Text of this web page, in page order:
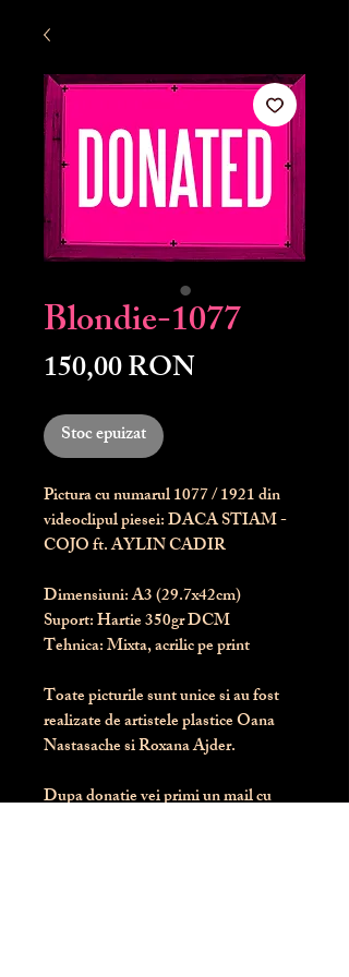
Blondie-1077
150,00 RONPreț
Stoc epuizat
Pictura cu numarul1077/ 1921 din
videoclipul piesei: DACA STIAM -
COJO ft. AYLIN CADIR
Dimensiuni: A3 (29.7x42cm)
Suport: Hartie 350gr DCM
Tehnica: Mixta, acrilic pe print
Toate picturile sunt unice si au fost
realizate de artistele plastice Oana
Nastasache si Roxana Ajder.
Dupa donatie vei primi un mail cu